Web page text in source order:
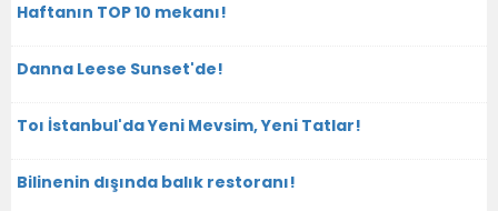
Haftanın TOP 10 mekanı!
Danna Leese Sunset'de!
Toı İstanbul'da Yeni Mevsim, Yeni Tatlar!
Bilinenin dışında balık restoranı!